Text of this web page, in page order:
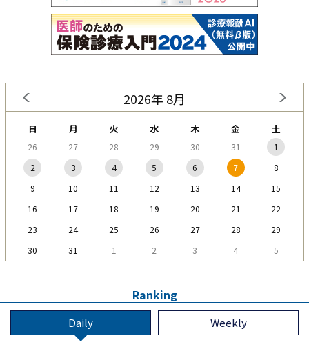
2026年 8月
日 月 火 水 木 金 土
26 27 28 29 30 31
1
2
3 4 5 6 7
8
9
10 11 12 13 14
15
16
17 18 19 20 21
22
23
24 25 26 27 28
29
30
31 1 2 3 4 5
Ranking
Daily Weekly